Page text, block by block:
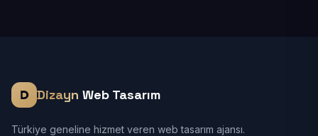
Dizayn Web Tasarım
Türkiye geneline hizmet veren web tasarım ajansı.